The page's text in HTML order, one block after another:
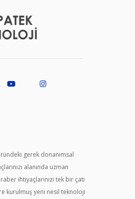
gerek donanımsal
alanında uzman
ihtiyaçlarınızı tek bir çatı
kurulmuş yeni nesil teknoloji